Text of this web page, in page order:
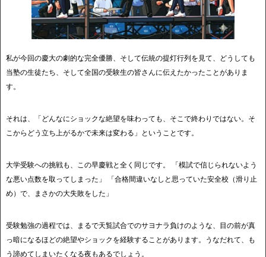
私が今回の慶大の劇的な完全優勝、そして伝統の提灯行列を見て、どうしても
当塾の生徒たち、そして全国の受験生の皆さんに伝えたかったことがありま
す。
それは、「どんなにショックな絶望を味わっても、そこで終わりではない。そ
こからどう立ち上がるかで未来は変わる」ということです。
大学受験への挑戦も、この早慶戦と全く同じです。 「模試で信じられないよう
な悪い点数を取ってしまった」 「合格間違いなしと思っていた安全校（滑り止
め）で、まさかの大失敗をした」
受験勉強の過程では、まるで天覧試合でのサヨナラ負けのような、目の前が真
っ暗になるほどの絶望やショックを経験することがあります。うなだれて、も
う諦めてしまいたくなる夜もあるでしょう。